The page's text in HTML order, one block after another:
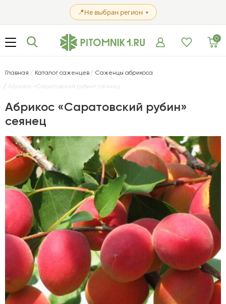
📍Не выбран регион ▼
0
Главная Каталог саженцев
Саженцы абрикоса
Абрикос «Саратовский рубин» сеянец
Абрикос «Саратовский рубин»
сеянец